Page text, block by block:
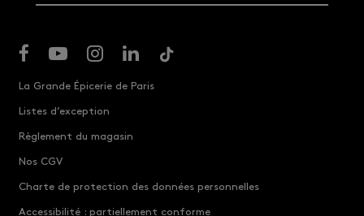
La Grande Épicerie de Paris
Listes d’exception
Règlement du magasin
Nos CGV
Charte de protection des données personnelles
Accessibilité : partiellement conforme